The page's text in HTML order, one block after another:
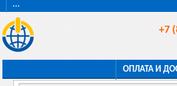
···
+7
ОПЛАТА И